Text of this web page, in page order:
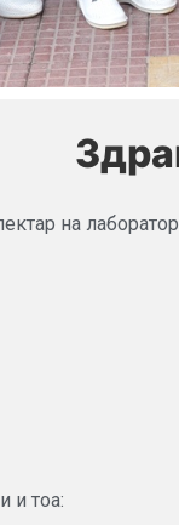
на
и тоа: